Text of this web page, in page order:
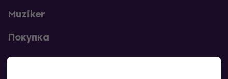
Muziker
Покупка
Полезни линкове